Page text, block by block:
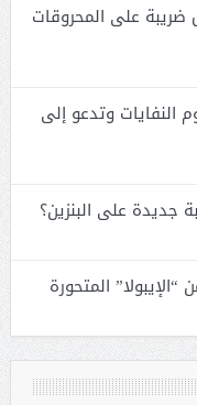
على المحروقات
النفايات وتدعو إلى
جديدة على البنزين؟
المتحورة